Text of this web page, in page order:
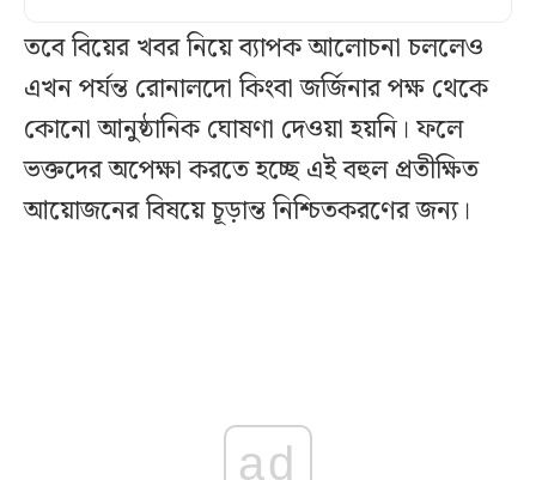
তবে বিয়ের খবর নিয়ে ব্যাপক আলোচনা চললেও
এখন পর্যন্ত রোনালদো কিংবা জর্জিনার পক্ষ থেকে
কোনো আনুষ্ঠানিক ঘোষণা দেওয়া হয়নি। ফলে
ভক্তদের অপেক্ষা করতে হচ্ছে এই বহুল প্রতীক্ষিত
আয়োজনের বিষয়ে চূড়ান্ত নিশ্চিতকরণের জন্য।
ad